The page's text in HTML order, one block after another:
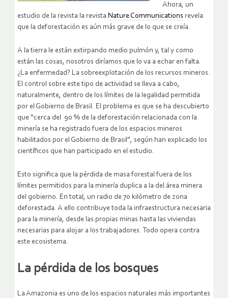
Ahora, un
estudio de la revista la revista Nature Communications revela
que la deforestación es aún más grave de lo que se creía.
A la tierra le están extirpando medio pulmón y, tal y como
están las cosas, nosotros diríamos que lo va a echar en falta.
¿La enfermedad? La sobreexplotación de los recursos mineros.
El control sobre este tipo de actividad se lleva a cabo,
naturalmente, dentro de los límites de la legalidad permitida
por el Gobierno de Brasil. El problema es que se ha descubierto
que “cerca del 90 % de la deforestación relacionada con la
minería se ha registrado fuera de los espacios mineros
habilitados por el Gobierno de Brasil”, según han explicado los
científicos que han participado en el estudio.
Esto significa que la pérdida de masa forestal fuera de los
límites permitidos para la minería duplica a la del área minera
del gobierno. En total, un radio de 70 kilómetro de zona
deforestada. A ello contribuye toda la infraestructura necesaria
para la minería, desde las propias minas hasta las viviendas
necesarias para alojar a los trabajadores. Todo opera contra
este ecosistema.
La pérdida de los bosques
La Amazonia es uno de los espacios naturales más importantes